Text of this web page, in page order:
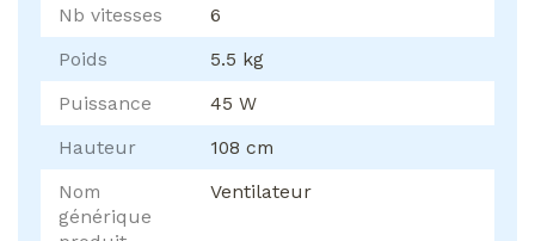
Nb vitesses
6
Poids
5.5 kg
Puissance
45 W
Hauteur
108 cm
Nom
générique
Ventilateur